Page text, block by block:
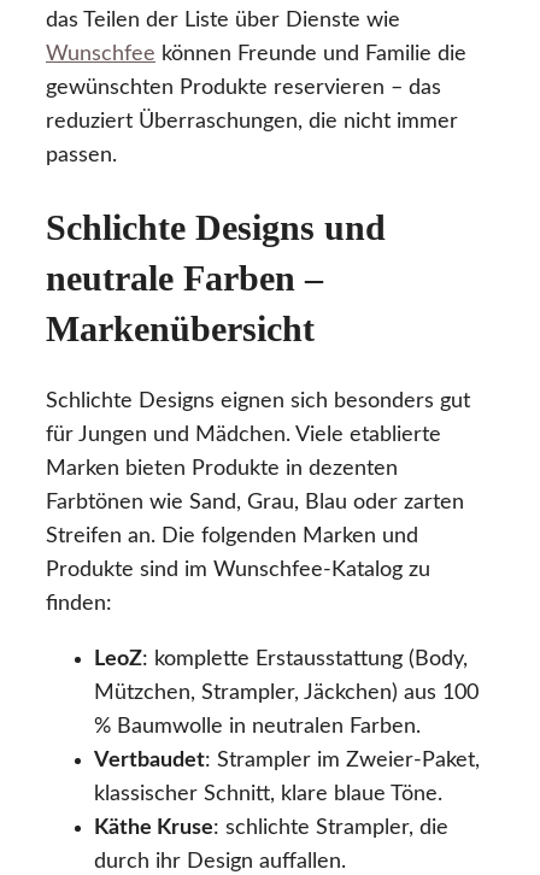
das Teilen der Liste über Dienste wie
Wunschfee können Freunde und Familie die
gewünschten Produkte reservieren – das
reduziert Überraschungen, die nicht immer
passen.
Schlichte Designs und
neutrale Farben –
Markenübersicht
Schlichte Designs eignen sich besonders gut
für Jungen und Mädchen. Viele etablierte
Marken bieten Produkte in dezenten
Farbtönen wie Sand, Grau, Blau oder zarten
Streifen an. Die folgenden Marken und
Produkte sind im Wunschfee-Katalog zu
finden:
LeoZ: komplette Erstausstattung (Body,
Mützchen, Strampler, Jäckchen) aus 100
% Baumwolle in neutralen Farben.
Vertbaudet: Strampler im Zweier-Paket,
klassischer Schnitt, klare blaue Töne.
Käthe Kruse: schlichte Strampler, die
durch ihr Design auffallen.